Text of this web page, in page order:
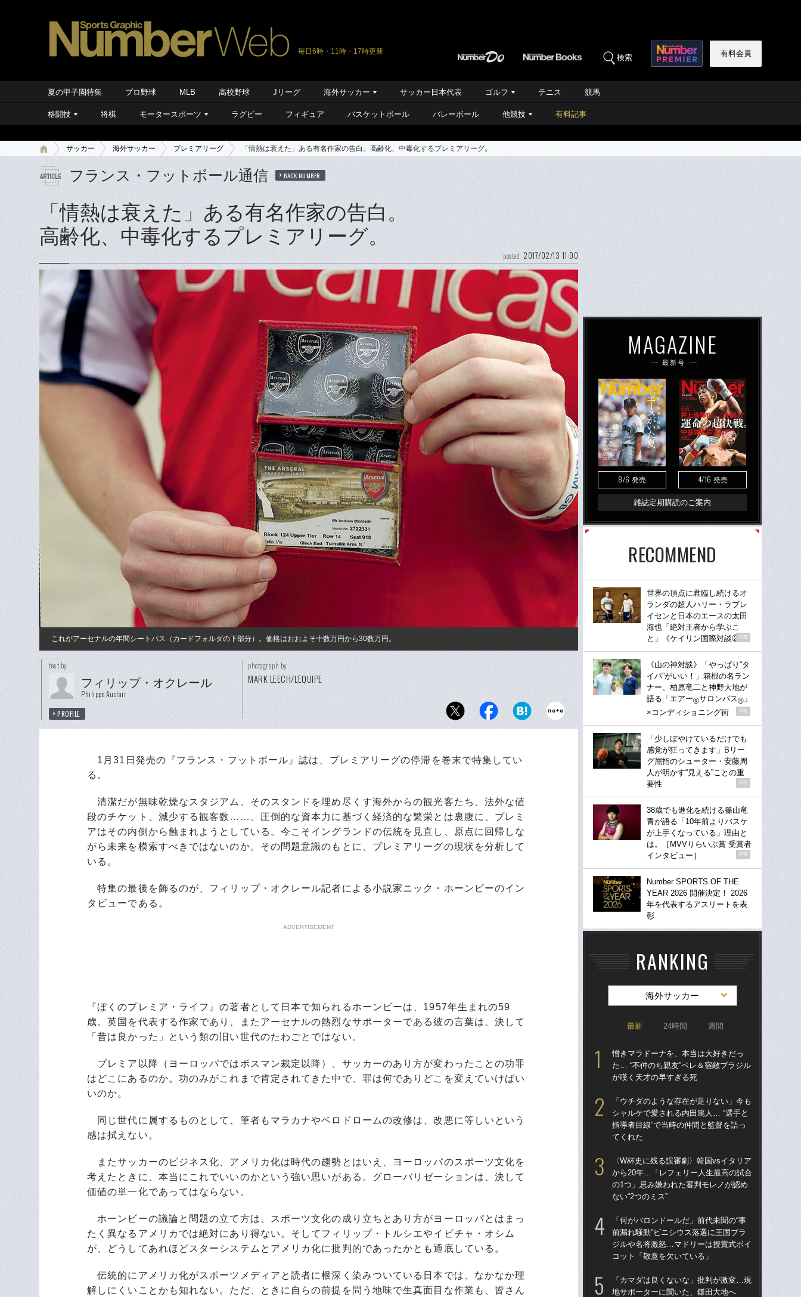
毎日6時・11時・17時更新
検索 有料会員
夏の甲子園特集 プロ野球 MLB 高校野球 Jリーグ 海外サッカー サッカー日本代表 ゴルフ テニス 競馬
格闘技 将棋 モータースポーツ ラグビー フィギュア バスケットボール バレーボール 他競技 有料記事
サッカー 海外サッカー プレミアリーグ 「情熱は衰えた」ある有名作家の告白。高齢化、中毒化するプレミアリーグ。
フランス・フットボール通信 BACK NUMBER
「情熱は衰えた」ある有名作家の告白。
高齢化、中毒化するプレミアリーグ。
posted 2017/02/13 11:00
これがアーセナルの年間シートパス（カードフォルダの下部分）。価格はおおよそ十数万円から30数万円。
text by
フィリップ・オクレール
Philippe Auclair
PROFILE
photograph by
MARK LEECH/L'EQUIPE
1月31日発売の『フランス・フットボール』誌は、プレミアリーグの停滞を巻末で特集してい
る。
清潔だが無味乾燥なスタジアム、そのスタンドを埋め尽くす海外からの観光客たち、法外な値
段のチケット、減少する観客数……。圧倒的な資本力に基づく経済的な繁栄とは裏腹に、プレミ
アはその内側から蝕まれようとしている。今こそイングランドの伝統を見直し、原点に回帰しな
がら未来を模索すべきではないのか。その問題意識のもとに、プレミアリーグの現状を分析して
いる。
特集の最後を飾るのが、フィリップ・オクレール記者による小説家ニック・ホーンビーのイン
タビューである。
ADVERTISEMENT
『ぼくのプレミア・ライフ』の著者として日本で知られるホーンビーは、1957年生まれの59
歳。英国を代表する作家であり、またアーセナルの熱烈なサポーターである彼の言葉は、決して
「昔は良かった」という類の旧い世代のたわごとではない。
プレミア以降（ヨーロッパではボスマン裁定以降）、サッカーのあり方が変わったことの功罪
はどこにあるのか。功のみがこれまで肯定されてきた中で、罪は何でありどこを変えていけばい
いのか。
同じ世代に属するものとして、筆者もマラカナやベロドロームの改修は、改悪に等しいという
感は拭えない。
またサッカーのビジネス化、アメリカ化は時代の趨勢とはいえ、ヨーロッパのスポーツ文化を
考えたときに、本当にこれでいいのかという強い思いがある。グローバリゼーションは、決して
価値の単一化であってはならない。
ホーンビーの議論と問題の立て方は、スポーツ文化の成り立ちとあり方がヨーロッパとはまっ
たく異なるアメリカでは絶対にあり得ない。そしてフィリップ・トルシエやイビチャ・オシム
が、どうしてあれほどスターシステムとアメリカ化に批判的であったかとも通底している。
伝統的にアメリカ化がスポーツメディアと読者に根深く染みついている日本では、なかなか理
解しにくいことかも知れない。ただ、ときに自らの前提を問う地味で生真面目な作業も、皆さん
MAGAZINE
最新号
8/6 発売 4/16 発売
雑誌定期購読のご案内
RECOMMEND
世界の頂点に君臨し続けるオ
ランダの超人ハリー・ラブレ
イセンと日本のエースの太田
海也「絶対王者から学ぶこ
と」《ケイリン国際対談②》
PR
《山の神対談》「やっぱり“タ
イパ”がいい！」箱根の名ラン
ナー、柏原竜二と神野大地が
語る「エアー®サロンパス® 」
×コンディショニング術
PR
「少しぼやけているだけでも
感覚が狂ってきます」Bリー
グ屈指のシューター・安藤周
人が明かす“見える”ことの重
要性
PR
38歳でも進化を続ける篠山竜
青が語る「10年前よりバスケ
が上手くなっている」理由と
は。［MVVりらいぶ賞 受賞者
インタビュー］
PR
Number SPORTS OF THE
YEAR 2026 開催決定！ 2026
年を代表するアスリートを表
彰
RANKING
海外サッカー
最新 24時間 週間
憎きマラドーナを、本当は大好きだっ
た… “不仲のち親友”ペレ＆宿敵ブラジル
が嘆く天才の早すぎる死
「ウチダのような存在が足りない」今も
シャルケで愛される内田篤人… “選手と
指導者目線”で当時の仲間と監督を語っ
てくれた
〈W杯史に残る誤審劇〉韓国vsイタリア
から20年…「レフェリー人生最高の試合
の1つ」忌み嫌われた審判モレノが認め
ない“2つのミス”
「何がバロンドールだ」前代未聞の“事
前漏れ騒動”ビニシウス落選に王国ブラ
ジルや名将激怒…マドリーは授賞式ボイ
コット「敬意を欠いている」
「カマダは良くないな」批判が激変…現
地サポーターに聞いた、鎌田大地へ